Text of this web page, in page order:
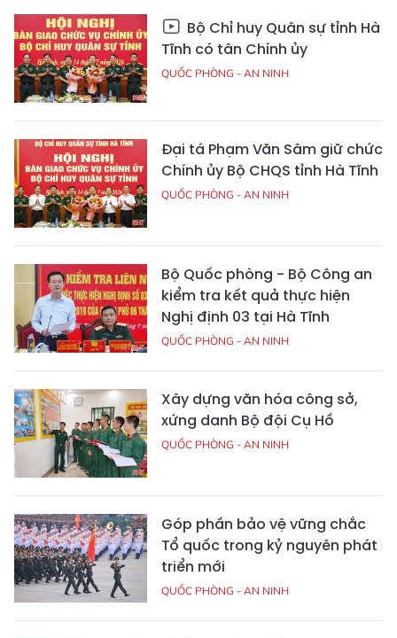
Bộ Chỉ huy Quân sự tỉnh Hà
Tĩnh có tân Chính ủy
QUỐC PHÒNG - AN NINH
Đại tá Phạm Văn Sâm giữ chức
Chính ủy Bộ CHQS tỉnh Hà Tĩnh
QUỐC PHÒNG - AN NINH
Bộ Quốc phòng - Bộ Công an
kiểm tra kết quả thực hiện
Nghị định 03 tại Hà Tĩnh
QUỐC PHÒNG - AN NINH
Xây dựng văn hóa công sở,
xứng danh Bộ đội Cụ Hồ
QUỐC PHÒNG - AN NINH
Góp phần bảo vệ vững chắc
Tổ quốc trong kỷ nguyên phát
triển mới
QUỐC PHÒNG - AN NINH